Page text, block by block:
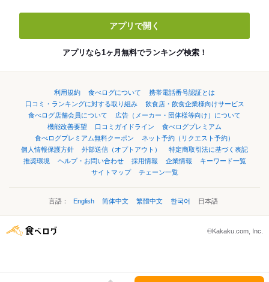
アプリで開く
アプリなら1ヶ月無料でランキング検索！
利用規約 食べログについて
携帯電話番号認証とは
口コミ・ランキングに対する取り組み
飲食店・飲食企業様向けサービス
食べログ店舗会員について
広告（メーカー・団体様等向け）について
機能改善要望
口コミガイドライン
食べログプレミアム
食べログプレミアム無料クーポン
ネット予約（リクエスト予約）
個人情報保護方針
外部送信（オプトアウト）
特定商取引法に基づく表記
推奨環境
ヘルプ・お問い合わせ 採用情報 企業情報
キーワード一覧
サイトマップ
チェーン一覧
言語： English 简体中文 繁體中文 한국어 日本語
©Kakaku.com, Inc.